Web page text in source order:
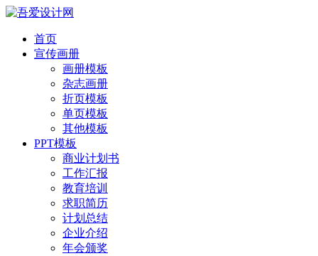
首页
宣传画册
画册模板
杂志画册
折页模板
单页模板
其他模板
PPT模板
商业计划书
工作汇报
教育培训
求职简历
计划总结
企业介绍
年会颁奖